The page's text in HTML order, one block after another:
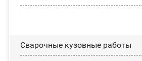
Сварочные кузовные работы